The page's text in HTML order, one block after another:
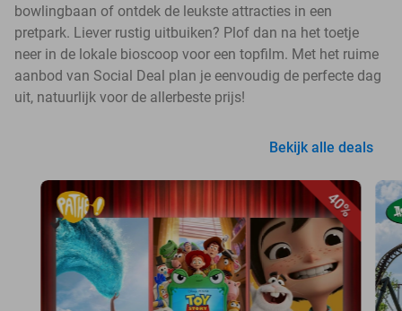
bowlingbaan of ontdek de leukste attracties in een
pretpark. Liever rustig uitbuiken? Plof dan na het toetje
neer in de lokale bioscoop voor een topfilm. Met het ruime
aanbod van Social Deal plan je eenvoudig de perfecte dag
uit, natuurlijk voor de allerbeste prijs!
Bekijk alle deals
40%